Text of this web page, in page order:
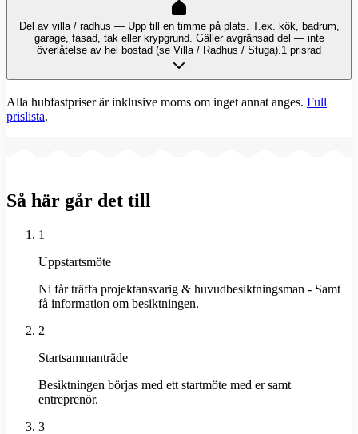
Del av villa / radhus — Upp till en timme på plats. T.ex. kök, badrum,
garage, fasad, tak eller krypgrund. Gäller avgränsad del — inte
överlåtelse av hel bostad (se Villa / Radhus / Stuga). 1 prisrad
Alla hubfastpriser är inklusive moms om inget annat anges. Full
prislista.
Så här går det till
1
Uppstartsmöte
Ni får träffa projektansvarig & huvudbesiktningsman - Samt
få information om besiktningen.
2
Startsammanträde
Besiktningen börjas med ett startmöte med er samt
entreprenör.
3